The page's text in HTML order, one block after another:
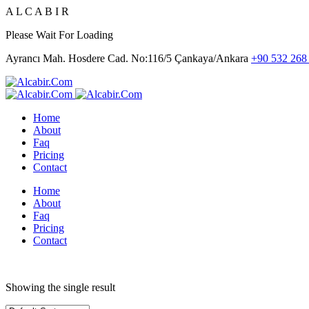
A L C A B I R
Please Wait For Loading
Ayrancı Mah. Hosdere Cad. No:116/5 Çankaya/Ankara +90 532
Home
About
Faq
Pricing
Contact
Home
About
Faq
Pricing
Contact
Showing the single result